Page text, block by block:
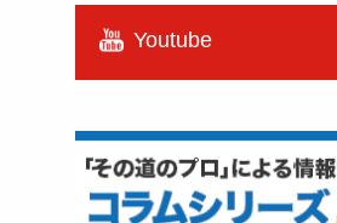
Youtube